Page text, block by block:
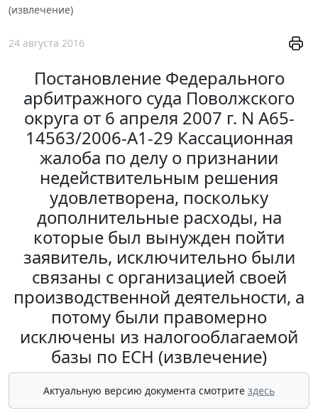
(извлечение)
24 августа 2016
Постановление Федерального
арбитражного суда Поволжского
округа от 6 апреля 2007 г. N А65-
14563/2006-А1-29 Кассационная
жалоба по делу о признании
недействительным решения
удовлетворена, поскольку
дополнительные расходы, на
которые был вынужден пойти
заявитель, исключительно были
связаны с организацией своей
производственной деятельности, а
потому были правомерно
исключены из налогооблагаемой
базы по ЕСН (извлечение)
Актуальную версию документа смотрите здесь